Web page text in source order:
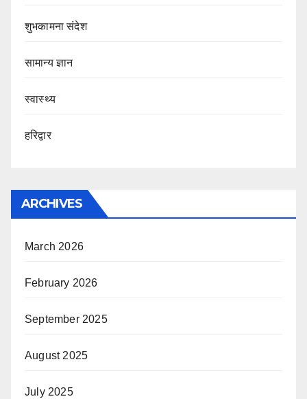
शुभकामना संदेश
सामान्य ज्ञान
स्वास्थ्य
हरिद्वार
ARCHIVES
March 2026
February 2026
September 2025
August 2025
July 2025